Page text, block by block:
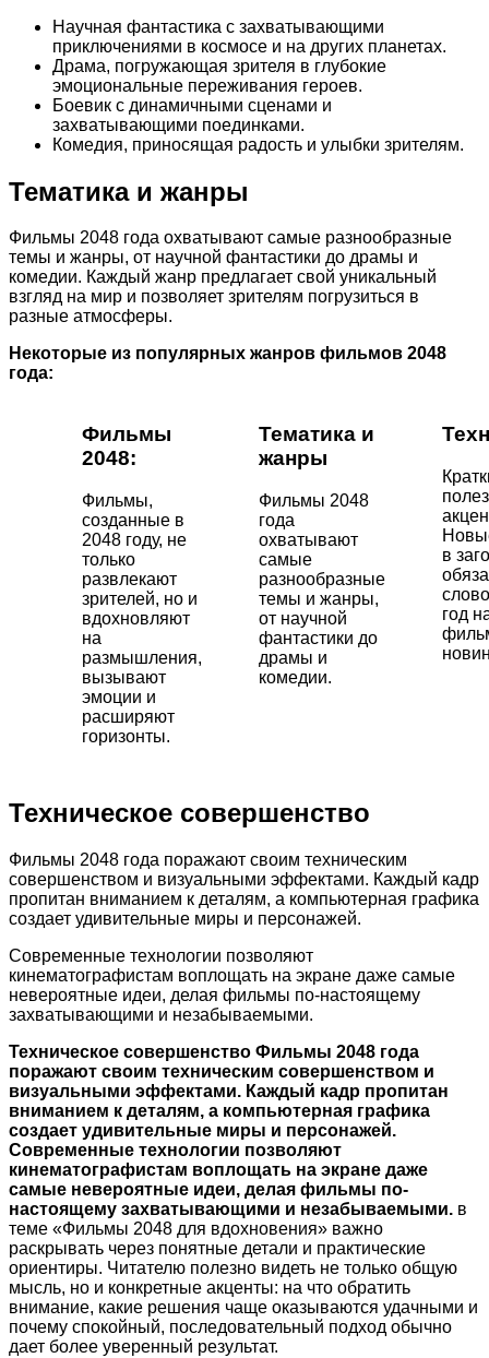
Научная фантастика с захватывающими
приключениями в космосе и на других планетах.
Драма, погружающая зрителя в глубокие
эмоциональные переживания героев.
Боевик с динамичными сценами и
захватывающими поединками.
Комедия, приносящая радость и улыбки зрителям.
Тематика и жанры
Фильмы 2048 года охватывают самые разнообразные
темы и жанры, от научной фантастики до драмы и
комедии. Каждый жанр предлагает свой уникальный
взгляд на мир и позволяет зрителям погрузиться в
разные атмосферы.
Некоторые из популярных жанров фильмов 2048
года:
Фильмы
2048:
Фильмы,
созданные в
2048 году, не
только
развлекают
зрителей, но и
вдохновляют
на
размышления,
вызывают
эмоции и
расширяют
горизонты.
Тематика и
жанры
Фильмы 2048
года
охватывают
самые
разнообразные
темы и жанры,
от научной
фантастики до
драмы и
комедии.
в
год
Техническое совершенство
Фильмы 2048 года поражают своим техническим
совершенством и визуальными эффектами. Каждый кадр
пропитан вниманием к деталям, а компьютерная графика
создает удивительные миры и персонажей.
Современные технологии позволяют
кинематографистам воплощать на экране даже самые
невероятные идеи, делая фильмы по-настоящему
захватывающими и незабываемыми.
Техническое совершенство Фильмы 2048 года
поражают своим техническим совершенством и
визуальными эффектами. Каждый кадр пропитан
вниманием к деталям, а компьютерная графика
создает удивительные миры и персонажей.
Современные технологии позволяют
кинематографистам воплощать на экране даже
самые невероятные идеи, делая фильмы по-
настоящему захватывающими и незабываемыми. в
теме «Фильмы 2048 для вдохновения» важно
раскрывать через понятные детали и практические
ориентиры. Читателю полезно видеть не только общую
мысль, но и конкретные акценты: на что обратить
внимание, какие решения чаще оказываются удачными и
почему спокойный, последовательный подход обычно
дает более уверенный результат.